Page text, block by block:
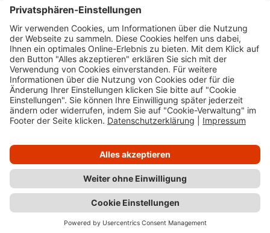
Kundenportal
Ankaufsprofil
Über WHS
Unsere Geschichte
News
Impressum Datenschutz Cookie-Verwaltung
Barrierefreiheit Kundenportal
Wüstenrot Haus- und Städtebau